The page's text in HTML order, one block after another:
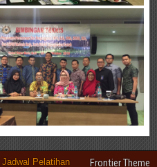
Jadwal Pelatihan Frontier Theme